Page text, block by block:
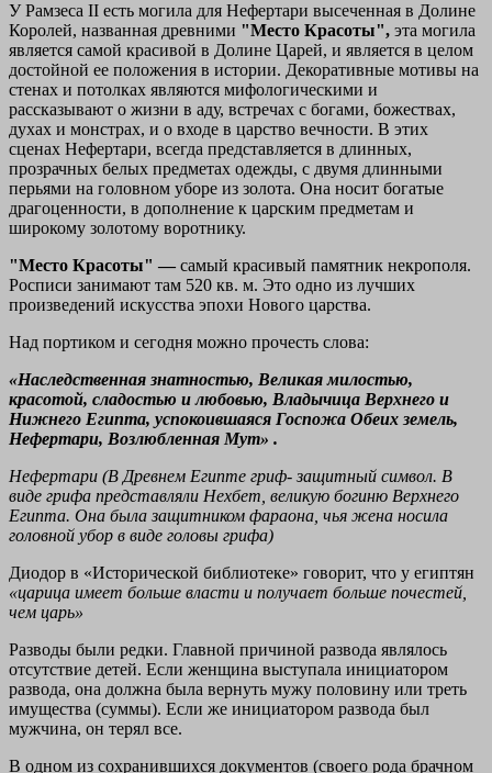
У Рамзеса II есть могила для Нефертари высеченная в Долине
Королей, названная древними "Место Красоты", эта могила
является самой красивой в Долине Царей, и является в целом
достойной ее положения в истории. Декоративные мотивы на
стенах и потолках являются мифологическими и
рассказывают о жизни в аду, встречах с богами, божествах,
духах и монстрах, и о входе в царство вечности. В этих
сценах Нефертари, всегда представляется в длинных,
прозрачных белых предметах одежды, с двумя длинными
перьями на головном уборе из золота. Она носит богатые
драгоценности, в дополнение к царским предметам и
широкому золотому воротнику.
"Место Красоты" — самый красивый памятник некрополя.
Росписи занимают там 520 кв. м. Это одно из лучших
произведений искусства эпохи Нового царства.
Над портиком и сегодня можно прочесть слова:
«Наследственная знатностью, Великая милостью,
красотой, сладостью и любовью, Владычица Верхнего и
Нижнего Египта, успокоившаяся Госпожа Обеих земель,
Нефертари, Возлюбленная Мут» .
Нефертари (В Древнем Египте гриф- защитный символ. В
виде грифа представляли Нехбет, великую богиню Верхнего
Египта. Она была защитником фараона, чья жена носила
головной убор в виде головы грифа)
Диодор в «Исторической библиотеке» говорит, что у египтян
«царица имеет больше власти и получает больше почестей,
чем царь»
Разводы были редки. Главной причиной развода являлось
отсутствие детей. Если женщина выступала инициатором
развода, она должна была вернуть мужу половину или треть
имущества (суммы). Если же инициатором развода был
мужчина, он терял все.
В одном из сохранившихся документов (своего рода брачном